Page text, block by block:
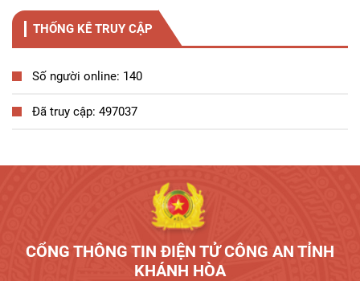
THỐNG KÊ TRUY CẬP
Số người online: 140
Đã truy cập: 497037
CỔNG THÔNG TIN ĐIỆN TỬ CÔNG AN TỈNH
KHÁNH HÒA